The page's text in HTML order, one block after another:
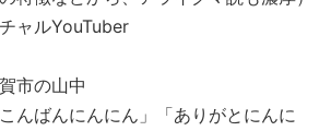
ャルYouTuber
市の山中
んばんにんにん」「ありがとにんに